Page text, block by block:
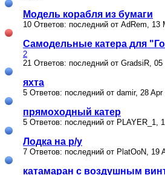
Модель корабля из бумаги
10 Ответов: последний от AdRem, 13
Самодельные катера для
2
21 Ответов: последний от GradsiR,
яхта
5 Ответов: последний от damir, 28 Apr
прямоходный катер
5 Ответов: последний от PLAYER_1,
Лодка на р/у
7 Ответов: последний от PlatOoN, 19
катамаран с воздушным